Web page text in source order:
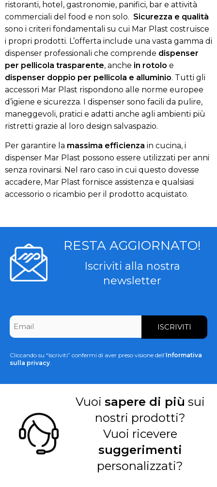
ristoranti, hotel, gastronomie, panifici, bar e attività
commerciali del food e non solo. Sicurezza e qualità
sono i criteri fondamentali su cui Mar Plast costruisce
i propri prodotti. L’offerta include una vasta gamma di
dispenser professionali che comprende dispenser
per pellicola trasparente, anche in rotolo e
dispenser doppio per pellicola e alluminio. Tutti gli
accessori Mar Plast rispondono alle norme europee
d’igiene e sicurezza. I dispenser sono facili da pulire,
maneggevoli, pratici e adatti anche agli ambienti più
ristretti grazie al loro design salvaspazio.
Per garantire la massima efficienza in cucina, i
dispenser Mar Plast possono essere utilizzati per anni
senza rovinarsi. Nel raro caso in cui questo dovesse
accadere, Mar Plast fornisce assistenza e qualsiasi
accessorio o ricambio per il prodotto acquistato.
RESTA AGGIORNATO!
Iscriviti alla nostra
newsletter
CAPTCHA
Email
Cliccando su “Iscriviti” confermi di aver preso visione dell’Informativa
sulla privacy.
Vuoi sapere di più sui
nostri prodotti?
Vuoi ricevere
suggerimenti
personalizzati?